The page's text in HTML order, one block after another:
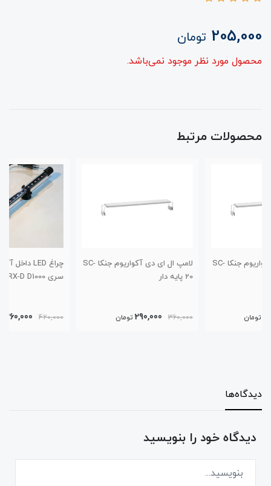
205,000 تومان
محصول مورد نظر موجود نمی‌باشد.
محصولات مرتبط
لامپ ال ای دی آکواریوم جنکا SC-
360,000
290,000 تومان
چراغ LED داخل آکواریومی roxin،
420,000
360,000 تومان
دیدگاه‌ها
دیدگاه خود را بنویسید